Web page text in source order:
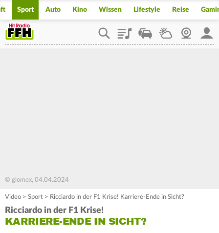
Sport Auto Kino Wissen Lifestyle Reise
PlaylistStaupilotWetterWebcam
© glomex, 04.04.2024
Video > Sport > Ricciardo in der F1 Krise! Karriere-Ende in Sicht?
Ricciardo in der F1 Krise!
KARRIERE-ENDE IN SICHT?